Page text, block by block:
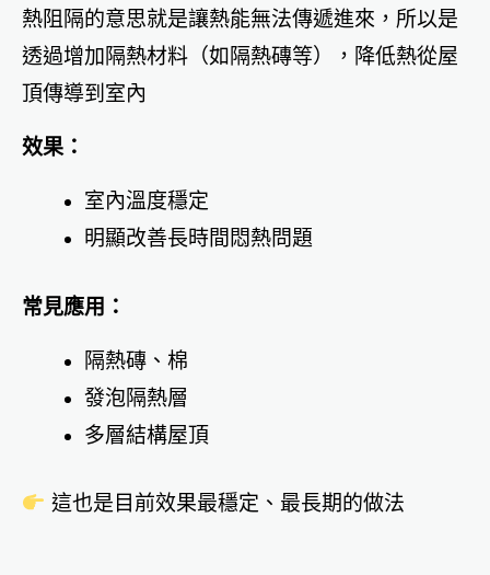
熱阻隔的意思就是讓熱能無法傳遞進來，所以是
透過增加隔熱材料（如隔熱磚等），降低熱從屋
頂傳導到室內
效果：
室內溫度穩定
明顯改善長時間悶熱問題
常見應用：
隔熱磚、棉
發泡隔熱層
多層結構屋頂
這也是目前效果最穩定、最長期的做法